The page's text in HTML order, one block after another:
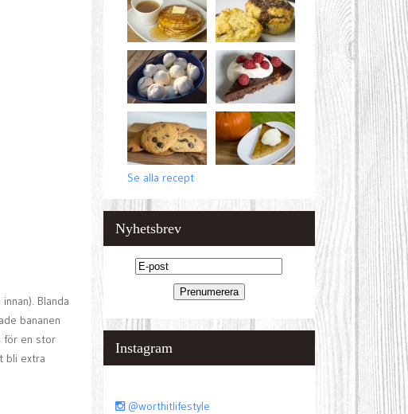
Blanda
bananen
för en stor
bli extra
Se alla recept
Nyhetsbrev
Instagram
@worthitlifestyle